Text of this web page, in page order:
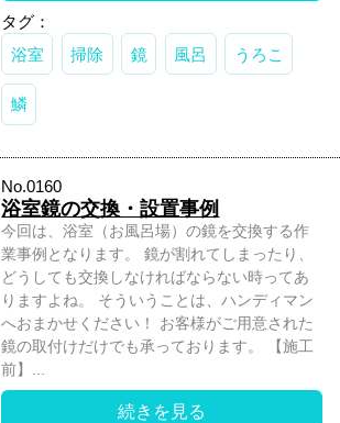
タグ：
浴室
掃除 鏡 風呂 うろこ
鱗
No.0160
浴室鏡の交換・設置事例
今回は、浴室（お風呂場）の鏡を交換する作
業事例となります。 鏡が割れてしまったり、
どうしても交換しなければならない時ってあ
りますよね。 そういうことは、ハンディマン
へおまかせください！ お客様がご用意された
鏡の取付けだけでも承っております。 【施工
前】...
続きを見る